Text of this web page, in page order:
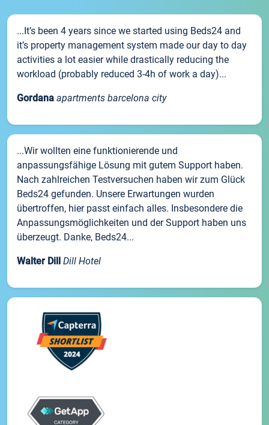
...It’s been 4 years since we started using Beds24 and
it’s property management system made our day to day
activities a lot easier while drastically reducing the
workload (probably reduced 3-4h of work a day)...
Gordana apartments barcelona city
...Wir wollten eine funktionierende und
anpassungsfähige Lösung mit gutem Support haben.
Nach zahlreichen Testversuchen haben wir zum Glück
Beds24 gefunden. Unsere Erwartungen wurden
übertroffen, hier passt einfach alles. Insbesondere die
Anpassungsmöglichkeiten und der Support haben uns
überzeugt. Danke, Beds24...
Walter Dill Dill Hotel